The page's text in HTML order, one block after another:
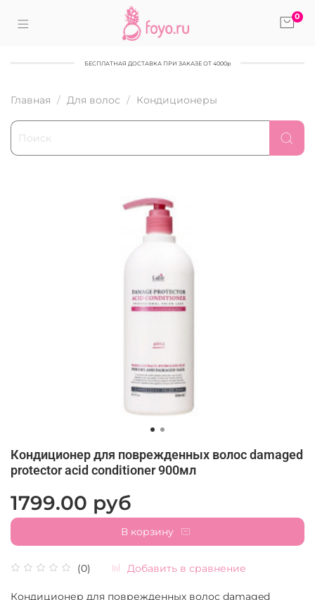
0
БЕСПЛАТНАЯ ДОСТАВКА ПРИ ЗАКАЗЕ ОТ 4000р
Главная Для волос Кондиционеры
Кондиционер для поврежденных волос damaged
protector acid conditioner 900мл
(0) Добавить в сравнение
1799.00 руб
В корзину
Кондиционер для поврежденных волос damaged